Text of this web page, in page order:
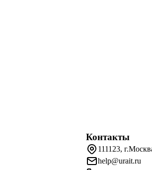
Контакты
111123,
help@urait.ru